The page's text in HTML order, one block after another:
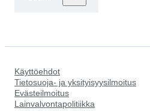
Käyttöehdot
Tietosuoja- ja yksityisyysilmoitus
Evästeilmoitus
Lainvalvontapolitiikka